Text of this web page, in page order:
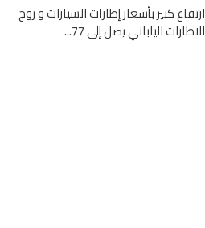
ارتفاع كبير بأسعار إطارات السيارات و زوج
الاطارات الياباني يصل إلى 77...